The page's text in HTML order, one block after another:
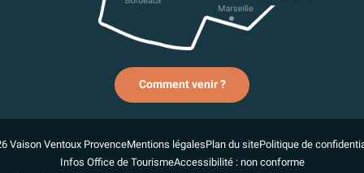
Comment venir ?
Vaison Ventoux ProvenceMentions légalesPlan du sitePolitique de
Infos Office de TourismeAccessibilité : non conforme